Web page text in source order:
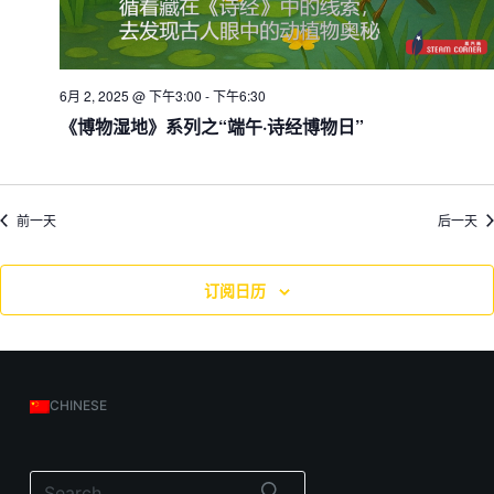
6月 2, 2025 @ 下午3:00 -下午6:30
《博物湿地》系列之“端午·诗经博物日”
前一天 后一天
订阅日历
CHINESE